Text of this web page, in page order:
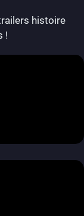
histoire
!